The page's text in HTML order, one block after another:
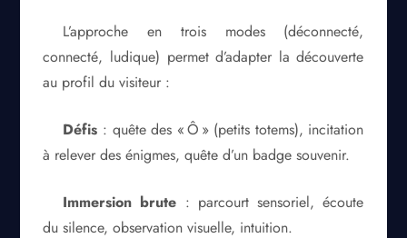
L’approche en trois modes (déconnecté,
connecté, ludique) permet d’adapter la découverte
au profil du visiteur :
Défis : quête des « Ô » (petits totems), incitation
à relever des énigmes, quête d’un badge souvenir.
Immersion brute : parcourt sensoriel, écoute
du silence, observation visuelle, intuition.